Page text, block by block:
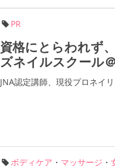
PR
資格にとらわれず
ズネイルスクール
JNA認定講師、現役プロネイ
ボディケア ・ マッサージ ・